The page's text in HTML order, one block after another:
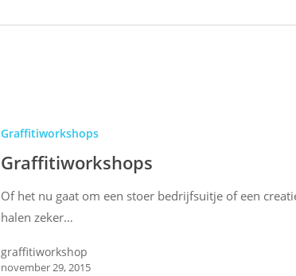
Graffitiworkshops
Graffitiworkshops
Of het nu gaat om een stoer bedrijfsuitje of een
halen zeker…
graffitiworkshop
november 29, 2015